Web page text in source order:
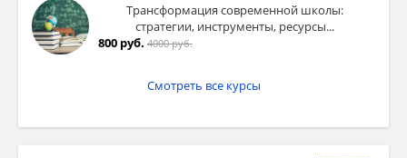
Трансформация современной школы:
стратегии, инструменты, ресурсы...
800 руб. 4000 руб.
Смотреть все курсы